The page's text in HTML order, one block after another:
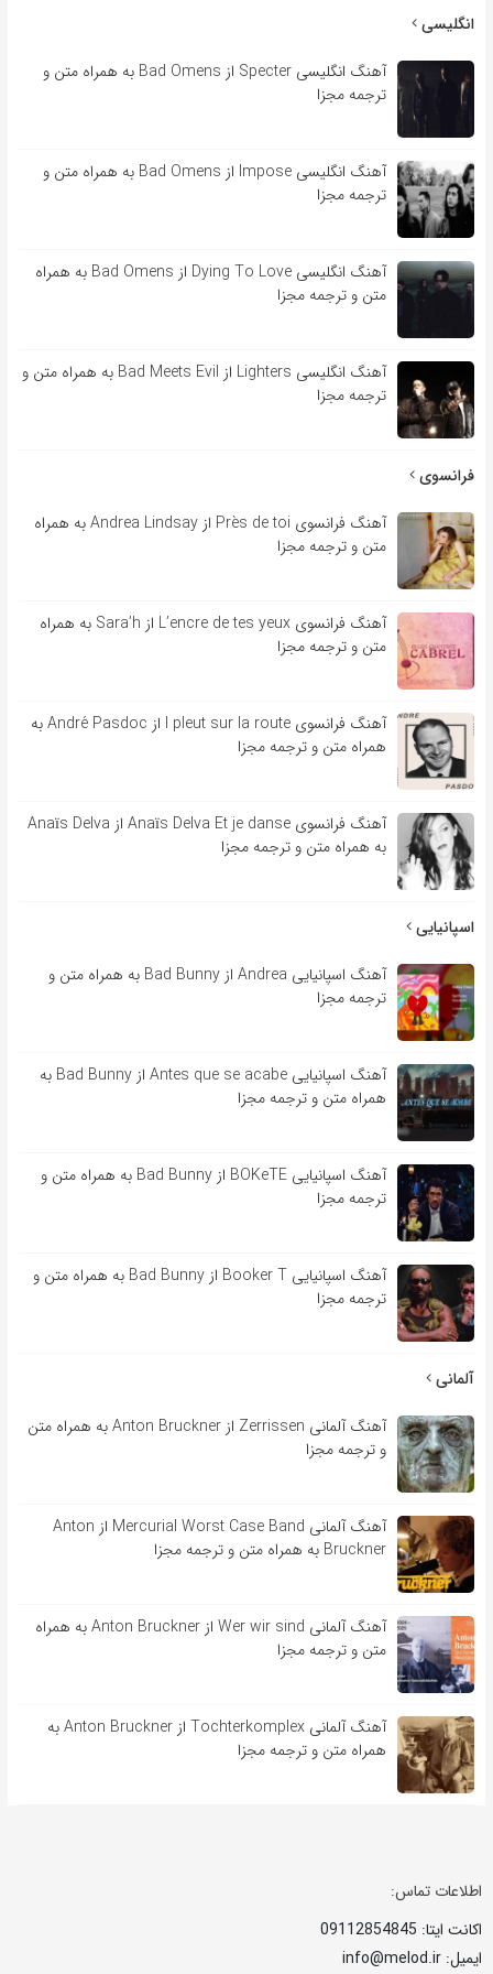
انگلیسی
آهنگ انگلیسی Specter از Bad Omens به همراه متن و
ترجمه مجزا
آهنگ انگلیسی Impose از Bad Omens به همراه متن و
ترجمه مجزا
آهنگ انگلیسی Dying To Love از Bad Omens به همراه
متن و ترجمه مجزا
آهنگ انگلیسی Lighters از Bad Meets Evil به همراه متن و
ترجمه مجزا
فرانسوی
آهنگ فرانسوی Près de toi از Andrea Lindsay به همراه
متن و ترجمه مجزا
آهنگ فرانسوی L’encre de tes yeux از Sara’h به همراه
متن و ترجمه مجزا
آهنگ فرانسوی l pleut sur la route از André Pasdoc به
همراه متن و ترجمه مجزا
آهنگ فرانسوی Anaïs Delva Et je danse از Anaïs Delva
به همراه متن و ترجمه مجزا
اسپانیایی
آهنگ اسپانیایی Andrea از Bad Bunny به همراه متن و
ترجمه مجزا
آهنگ اسپانیایی Antes que se acabe از Bad Bunny به
همراه متن و ترجمه مجزا
آهنگ اسپانیایی BOKeTE از Bad Bunny به همراه متن و
ترجمه مجزا
آهنگ اسپانیایی Booker T از Bad Bunny به همراه متن و
ترجمه مجزا
آلمانی
آهنگ آلمانی Zerrissen از Anton Bruckner به همراه متن
و ترجمه مجزا
آهنگ آلمانی Mercurial Worst Case Band از Anton
Bruckner به همراه متن و ترجمه مجزا
آهنگ آلمانی Wer wir sind از Anton Bruckner به همراه
متن و ترجمه مجزا
آهنگ آلمانی Tochterkomplex از Anton Bruckner به
همراه متن و ترجمه مجزا
اطلاعات تماس:
اکانت ایتا: 09112854845
ایمیل: info@melod.ir